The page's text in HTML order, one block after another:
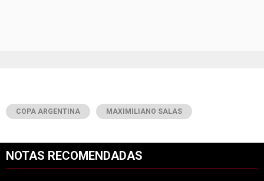
COPA ARGENTINA MAXIMILIANO SALAS
NOTAS RECOMENDADAS